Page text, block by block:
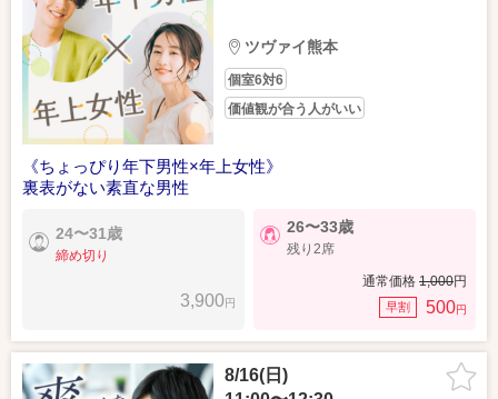
ツヴァイ熊本
個室6対6
価値観が合う人がいい
《ちょっぴり年下男性×年上女性》
裏表がない素直な男性
24〜31歳
締め切り
3,900円
26〜33歳
残り2席
通常価格 1,000円
早割 500円
8/16(日)